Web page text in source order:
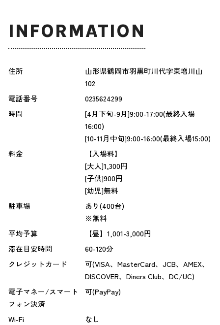
INFORMATION
住所
山形県鶴岡市羽黒町川代字東増川山
102
電話番号
0235624299
時間
[4月下旬-9月]9:00-17:00(最終入場
16:00)
[10-11月中旬]9:00-16:00(最終入場15:00)
料金
【入場料】
[大人]1,300円
[子供]900円
[幼児]無料
駐車場
あり(400台)
※無料
平均予算
【昼】1,001-3,000円
滞在目安時間
60-120分
クレジットカード
可(VISA、MasterCard、JCB、AMEX、
DISCOVER、Diners Club、DC/UC)
電子マネー/スマート
フォン決済
可(PayPay)
Wi-Fi
なし